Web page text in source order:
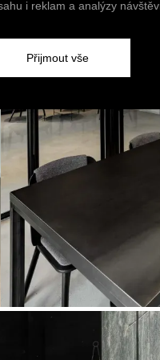
i reklam a analýzy
Přijmout vše